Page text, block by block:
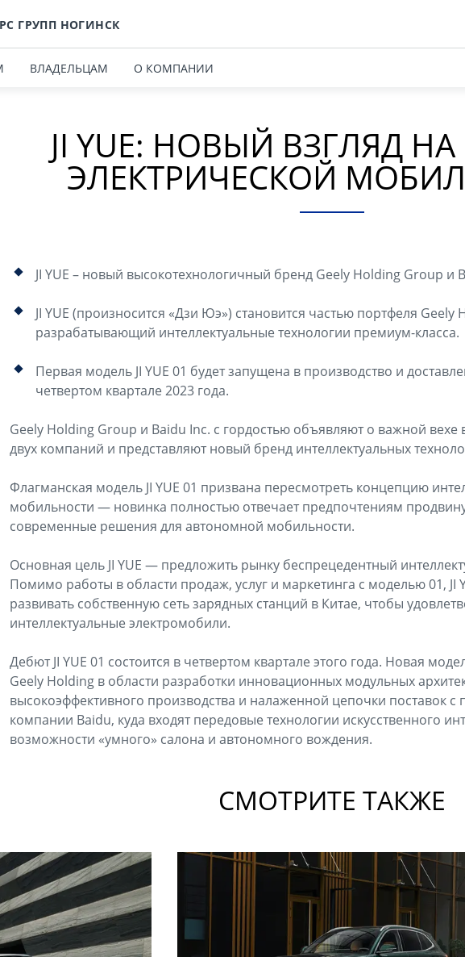
ГРУПП НОГИНСК
ВЛАДЕЛЬЦАМ О КОМПАНИИ
JI YUE: НОВЫЙ ВЗГЛЯД
ЭЛЕКТРИЧЕСКОЙ
JI YUE – новый высокотехнологичный бренд Geely Holding Group и
JI YUE (произносится «Дзи Юэ») становится частью портфеля
разрабатывающий интеллектуальные технологии премиум-класса.
Первая модель JI YUE 01 будет запущена в производство и
четвертом квартале 2023 года.
Geely Holding Group и Baidu Inc. с гордостью объявляют о важной вехе
двух компаний и представляют новый бренд интеллектуальных
Флагманская модель JI YUE 01 призвана пересмотреть концепцию
мобильности — новинка полностью отвечает предпочтениям
современные решения для автономной мобильности.
Основная цель JI YUE — предложить рынку беспрецедентный
Помимо работы в области продаж, услуг и маркетинга с моделью 01, JI
развивать собственную сеть зарядных станций в Китае, чтобы
интеллектуальные электромобили.
Дебют JI YUE 01 состоится в четвертом квартале этого года. Новая
Geely Holding в области разработки инновационных модульных
высокоэффективного производства и налаженной цепочки поставок с
компании Baidu, куда входят передовые технологии искусственного
возможности «умного» салона и автономного вождения.
СМОТРИТЕ ТАКЖЕ